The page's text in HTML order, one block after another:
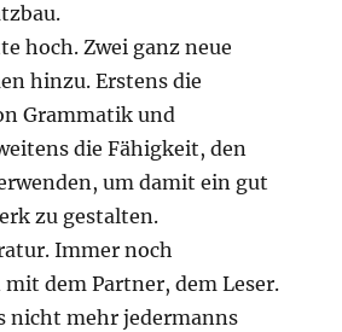
hoch. Zwei ganz neue
hinzu. Erstens die
Grammatik und
die Fähigkeit, den
um damit ein gut
zu gestalten.
Immer noch
dem Partner, dem Leser.
nicht mehr jedermanns